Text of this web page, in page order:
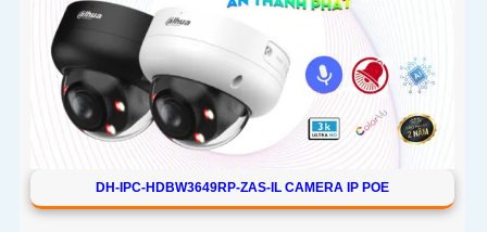
DH-IPC-HDBW3649RP-ZAS-IL CAMERA IP POE